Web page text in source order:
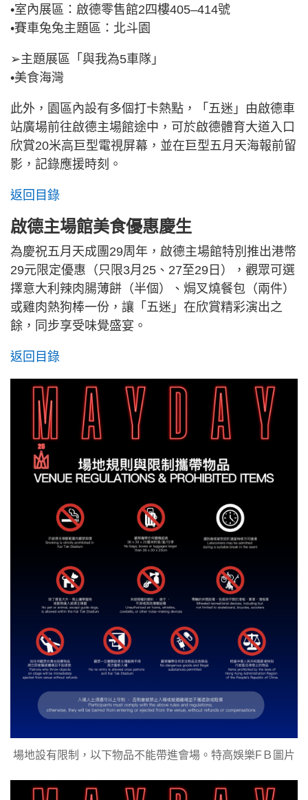
•室內展區：啟德零售館2四樓405–414號
•賽車兔兔主題區：北斗園
➢主題展區「與我為5車隊」
•美食海灣
此外，園區內設有多個打卡熱點，「五迷」由啟德車
站廣場前往啟德主場館途中，可於啟德體育大道入口
欣賞20米高巨型電視屏幕，並在巨型五月天海報前留
影，記錄應援時刻。
返回目錄
啟德主場館美食優惠慶生
為慶祝五月天成團29周年，啟德主場館特別推出港幣
29元限定優惠（只限3月25、27至29日），觀眾可選
擇意大利辣肉腸薄餅（半個）、焗叉燒餐包（兩件）
或雞肉熱狗棒一份，讓「五迷」在欣賞精彩演出之
餘，同步享受味覺盛宴。
返回目錄
場地設有限制，以下物品不能帶進會場。特高娛樂FＢ圖片